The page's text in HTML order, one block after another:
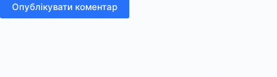
Опублікувати коментар